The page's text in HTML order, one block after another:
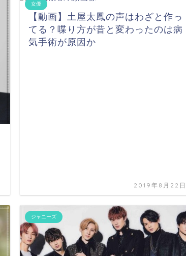
女優
【動画】土屋太鳳の声はわざと作っ
てる？喋り方が昔と変わったのは病
気手術が原因か
2019年8月22日
ジャニーズ